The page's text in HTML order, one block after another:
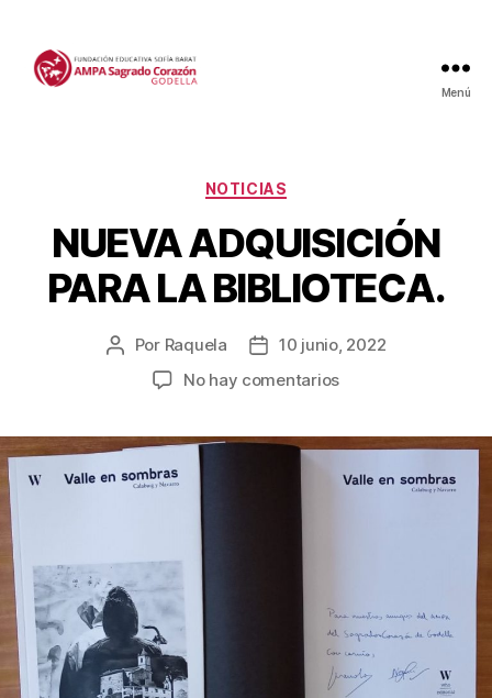
Menú
Categorías
NOTICIAS
NUEVA ADQUISICIÓN
PARA LA BIBLIOTECA.
Autor
Por Raquela
Fecha10 junio, 2022
No hay comentariosen
PARA
LA
BIBLIOTECA.